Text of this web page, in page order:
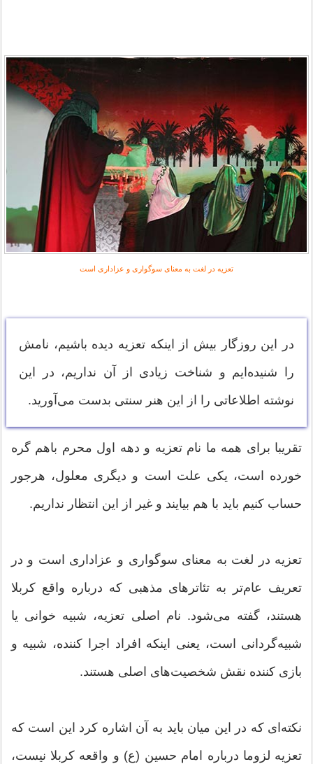
تعزیه در لغت به معنای سوگواری و عزاداری است
در این روزگار بیش از اینکه تعزیه دیده باشیم، نامش
را شنیده‌ایم و شناخت زیادی از آن نداریم، در این
نوشته اطلاعاتی را از این هنر سنتی بدست می‌آورید.
تقریبا برای همه ما نام تعزیه و دهه اول محرم باهم گره
خورده است، یکی علت است و دیگری معلول، هرجور
حساب کنیم باید با هم بیایند و غیر از این انتظار نداریم.
تعزیه در لغت به معنای سوگواری و عزاداری است و در
تعریف عام‌تر به تئاترهای مذهبی که درباره واقع کربلا
هستند، گفته می‌شود. نام اصلی تعزیه، شبیه خوانی یا
شبیه‌گردانی است، یعنی اینکه افراد اجرا کننده، شبیه و
بازی کننده نقش شخصیت‌های اصلی هستند.
نکته‌ای که در این میان باید به آن اشاره کرد این است که
تعزیه لزوما درباره امام حسین (ع) و واقعه کربلا نیست،